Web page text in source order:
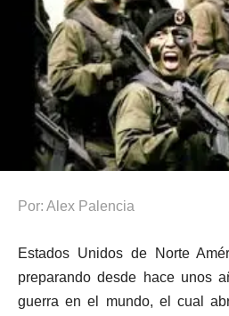
Por: Alex Palencia
Estados Unidos de Norte
preparando desde hace unos
guerra en el mundo, el cual